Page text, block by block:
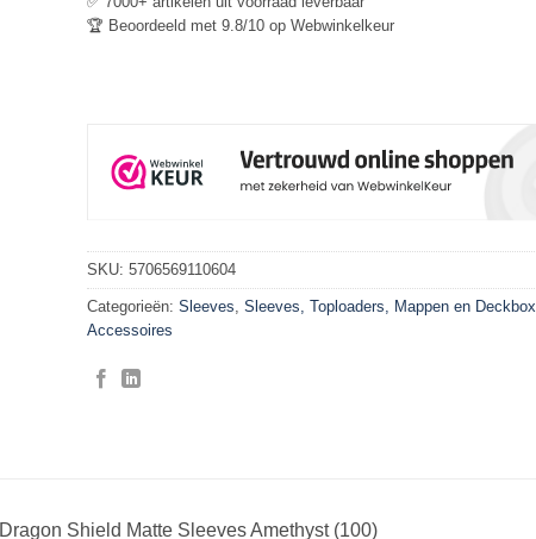
🏆 Beoordeeld met 9.8/10 op Webwinkelkeur
SKU: 5706569110604
Categorieën: Sleeves Sleeves, Toploaders, Mappen en Deckbox
Accessoires
Dragon Shield Matte Sleeves Amethyst (100)